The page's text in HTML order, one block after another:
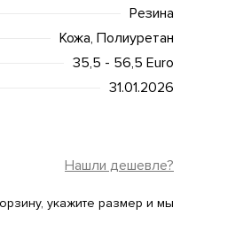
Резина
Кожа, Полиуретан
35,5 - 56,5 Euro
31.01.2026
Нашли дешевле?
укажите размер и мы